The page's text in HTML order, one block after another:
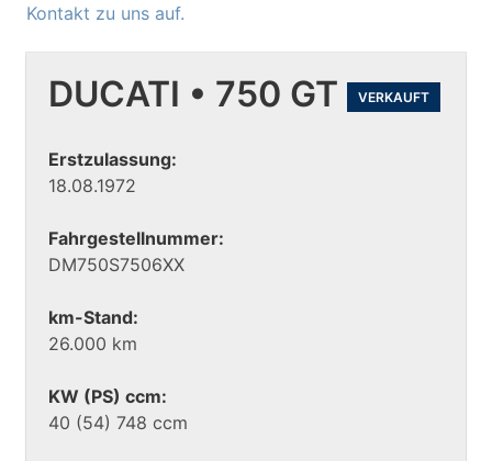
Kontakt zu uns auf.
DUCATI • 750 GT VERKAUFT
Erstzulassung:
18.08.1972
Fahrgestellnummer:
DM750S7506XX
km-Stand:
26.000 km
KW (PS) ccm:
40 (54) 748 ccm